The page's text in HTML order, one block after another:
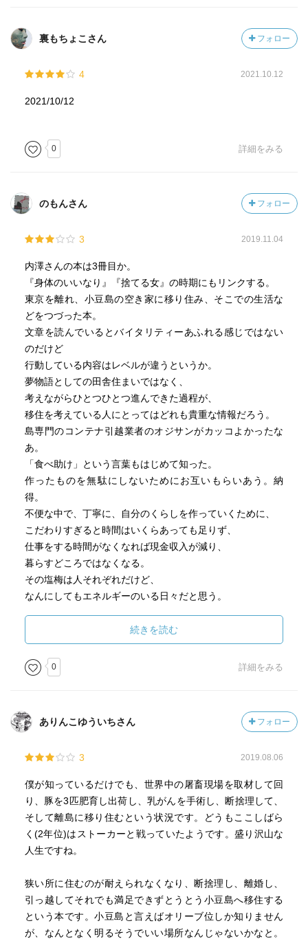
裏もちょこさん フォロー
4 2021.10.12
2021/10/12
0 詳細をみる
のもんさん フォロー
3 2019.11.04
内澤さんの本は3冊目か。
『身体のいいなり』『捨てる女』の時期にもリンクする。
東京を離れ、小豆島の空き家に移り住み、そこでの生活な
どをつづった本。
文章を読んでいるとバイタリティーあふれる感じではない
のだけど
行動している内容はレベルが違うというか。
夢物語としての田舎住まいではなく、
考えながらひとつひとつ進んできた過程が、
移住を考えている人にとってはどれも貴重な情報だろう。
島専門のコンテナ引越業者のオジサンがカッコよかったな
あ。
「食べ助け」という言葉もはじめて知った。
作ったものを無駄にしないためにお互いもらいあう。納
得。
不便な中で、丁寧に、自分のくらしを作っていくために、
こだわりすぎると時間はいくらあっても足りず、
仕事をする時間がなくなれば現金収入が減り、
暮らすどころではなくなる。
その塩梅は人それぞれだけど、
なんにしてもエネルギーのいる日々だと思う。
こういう暮らし方も楽しいのだろうなー。
続きを読む
0 詳細をみる
ありんこゆういちさん フォロー
3 2019.08.06
僕が知っているだけでも、世界中の屠畜現場を取材して回
り、豚を3匹肥育し出荷し、乳がんを手術し、断捨理して、
そして離島に移り住むという状況です。どうもここしばら
く(2年位)はストーカーと戦っていたようです。盛り沢山な
人生ですね。
狭い所に住むのが耐えられなくなり、断捨理し、離婚し、
引っ越してそれでも満足できずとうとう小豆島へ移住する
という本です。小豆島と言えばオリーブ位しか知りません
が、なんとなく明るそうでいい場所なんじゃないかなと。